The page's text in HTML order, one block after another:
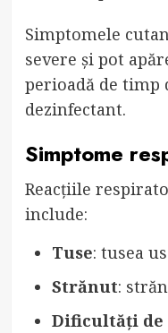
Simptomele
severe și pot
perioadă de timp
dezinfectant.
Simptome
Reacțiile
include:
Tuse: tusea
Strănut:
Dificultăți